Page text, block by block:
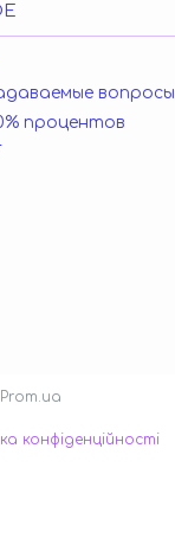
вопросы
процентов
Prom.ua
конфіденційності